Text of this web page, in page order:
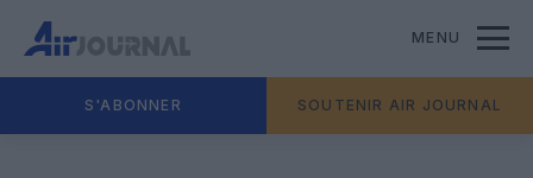
MENU
S'ABONNER SOUTENIR AIR JOURNAL